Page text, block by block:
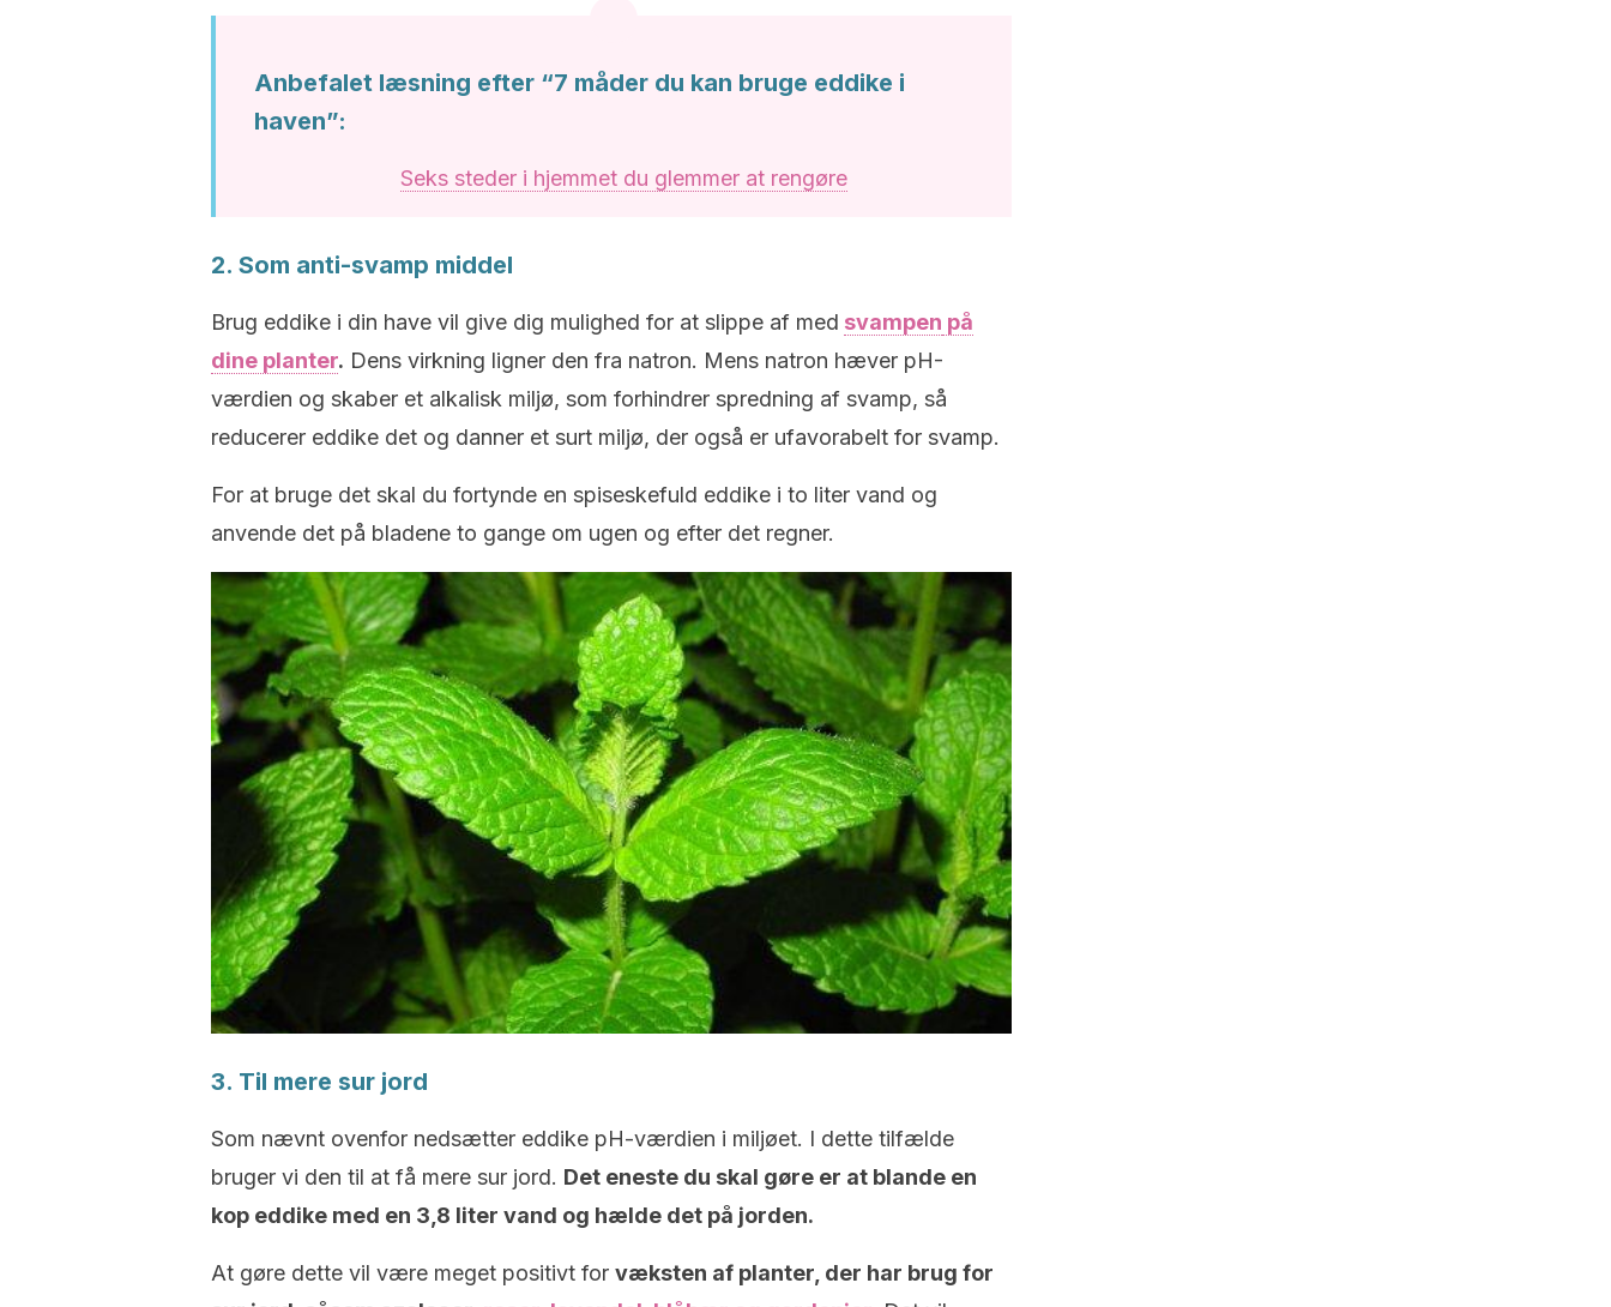
Anbefalet læsning efter “7 måder du kan bruge eddike i
haven”:
Seks steder i hjemmet du glemmer at rengøre
2. Som anti-svamp middel
Brug eddike i din have vil give dig mulighed for at slippe af med svampen på
dine planter. Dens virkning ligner den fra natron. Mens natron hæver pH-
værdien og skaber et alkalisk miljø, som forhindrer spredning af svamp, så
reducerer eddike det og danner et surt miljø, der også er ufavorabelt for svamp.
For at bruge det skal du fortynde en spiseskefuld eddike i to liter vand og
anvende det på bladene to gange om ugen og efter det regner.
3. Til mere sur jord
Som nævnt ovenfor nedsætter eddike pH-værdien i miljøet. I dette tilfælde
bruger vi den til at få mere sur jord. Det eneste du skal gøre er at blande en
kop eddike med en 3,8 liter vand og hælde det på jorden.
At gøre dette vil være meget positivt for væksten af planter, der har brug for